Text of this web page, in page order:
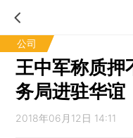
公司
王中军称质押
务局进驻华谊
2018年06月12日 14:11